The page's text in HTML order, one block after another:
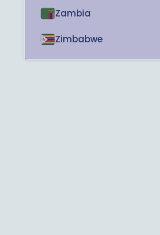
Zambia
Zimbabwe